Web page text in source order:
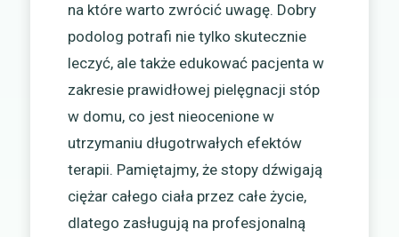
na które warto zwrócić uwagę. Dobry
podolog potrafi nie tylko skutecznie
leczyć, ale także edukować pacjenta w
zakresie prawidłowej pielęgnacji stóp
w domu, co jest nieocenione w
utrzymaniu długotrwałych efektów
terapii. Pamiętajmy, że stopy dźwigają
ciężar całego ciała przez całe życie,
dlatego zasługują na profesjonalną